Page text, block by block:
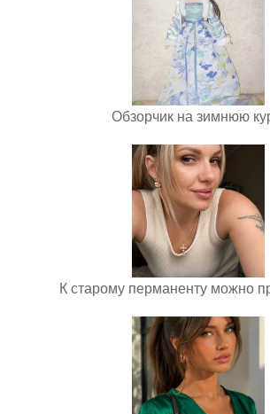
Обзорчик на зимнюю
К старому перманенту можно